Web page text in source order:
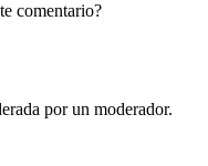
comentario?
por un moderador.